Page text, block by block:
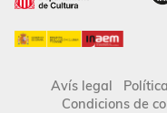
Avís legal
Condicions de